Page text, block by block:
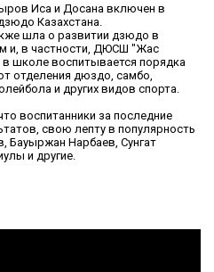
Иса и Досана включен в
Казахстана.
шла о развитии дзюдо в
и, в частности, ДЮСШ "Жас
школе воспитывается порядка
отделения дюздо, самбо,
и других видов спорта.
воспитанники за последние
свою лепту в популярность
Бауыржан Нарбаев, Сунгат
и другие.